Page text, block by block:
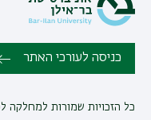
כניסה לעורכי האתר
כל הזכויות שמורות למחלקה